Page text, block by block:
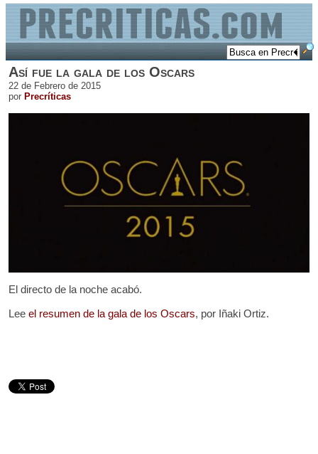
Así fue la gala de los Oscars
22 de Febrero de 2015
por Precríticas
El directo de la noche acabó.
Leeel resumen de la gala de los Oscars, por Iñaki Ortiz.